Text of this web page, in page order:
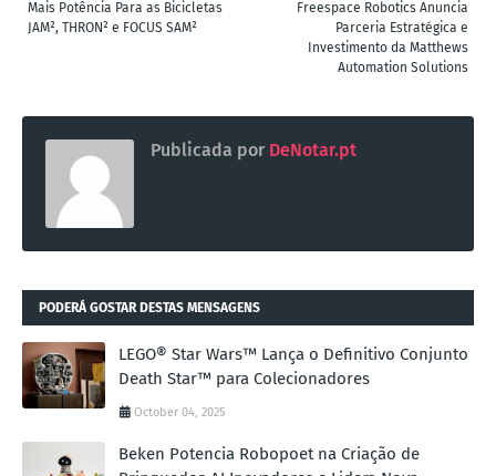
Freespace Robotics Anuncia
Parceria Estratégica e
Investimento da Matthews
Automation Solutions
Mais Potência Para as Bicicletas
JAM², THRON² e FOCUS SAM²
Publicada por DeNotar.pt
PODERÁ GOSTAR DESTAS MENSAGENS
LEGO® Star Wars™ Lança o Definitivo Conjunto
Death Star™ para Colecionadores
October 04, 2025
Beken Potencia Robopoet na Criação de